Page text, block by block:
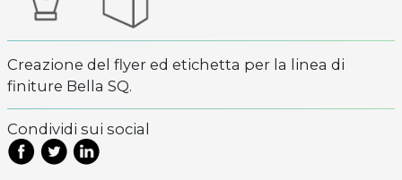
Creazione del flyer ed etichetta per la linea di
finiture Bella SQ.
Condividi sui social